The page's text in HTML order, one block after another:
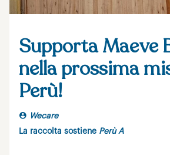
Supporta Maeve
nella prossima
Perù!
Wecare
La raccolta sostiene Perù A